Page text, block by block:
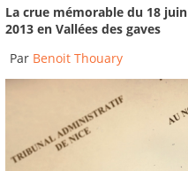
La crue mémorable du 18 juin
2013 en Vallées des gaves
Par Benoit Thouary